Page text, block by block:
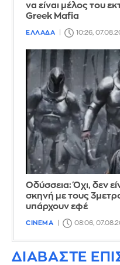
να είναι μέλος του
Greek Mafia
ΕΛΛΑΔΑ 10:26,
Οδύσσεια: Όχι, δεν
σκηνή με τους
υπάρχουν εφέ
CINEMA 08:06,
ΔΙΑΒΑΣΤΕ